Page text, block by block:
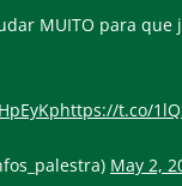
MUITO para
https://t.co/
May 2,